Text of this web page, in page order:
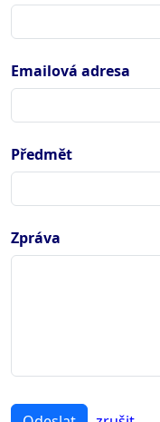
Emailová adresa
Předmět
Zpráva